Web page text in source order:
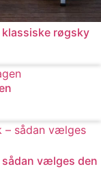
røgsky
sådan vælges den